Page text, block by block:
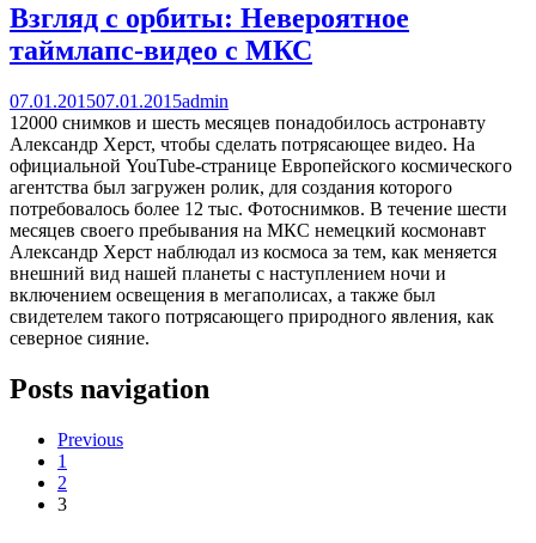
Взгляд с орбиты: Невероятное
таймлапс-видео с МКС
07.01.201507.01.2015admin
12000 снимков и шесть месяцев понадобилось астронавту
Александр Херст, чтобы сделать потрясающее видео. На
официальной YouTube-странице Европейского космического
агентства был загружен ролик, для создания которого
потребовалось более 12 тыс. Фотоснимков. В течение шести
месяцев своего пребывания на МКС немецкий космонавт
Александр Херст наблюдал из космоса за тем, как меняется
внешний вид нашей планеты с наступлением ночи и
включением освещения в мегаполисах, а также был
свидетелем такого потрясающего природного явления, как
северное сияние.
Posts navigation
Previous
1
2
3